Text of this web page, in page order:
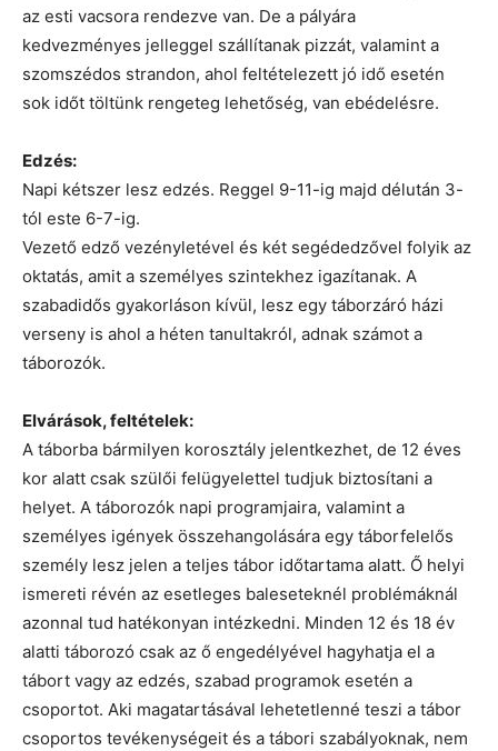
az esti vacsora rendezve van. De a pályára
kedvezményes jelleggel szállítanak pizzát, valamint a
szomszédos strandon, ahol feltételezett jó idő esetén
sok időt töltünk rengeteg lehetőség, van ebédelésre.
Edzés:
Napi kétszer lesz edzés. Reggel 9-11-ig majd délután 3-
tól este 6-7-ig.
Vezető edző vezényletével és két segédedzővel folyik az
oktatás, amit a személyes szintekhez igazítanak. A
szabadidős gyakorláson kívül, lesz egy táborzáró házi
verseny is ahol a héten tanultakról, adnak számot a
táborozók.
Elvárások, feltételek:
A táborba bármilyen korosztály jelentkezhet, de 12 éves
kor alatt csak szülői felügyelettel tudjuk biztosítani a
helyet. A táborozók napi programjaira, valamint a
személyes igények összehangolására egy táborfelelős
személy lesz jelen a teljes tábor időtartama alatt. Ő helyi
ismereti révén az esetleges baleseteknél problémáknál
azonnal tud hatékonyan intézkedni. Minden 12 és 18 év
alatti táborozó csak az ő engedélyével hagyhatja el a
tábort vagy az edzés, szabad programok esetén a
csoportot. Aki magatartásával lehetetlenné teszi a tábor
csoportos tevékenységeit és a tábori szabályoknak, nem